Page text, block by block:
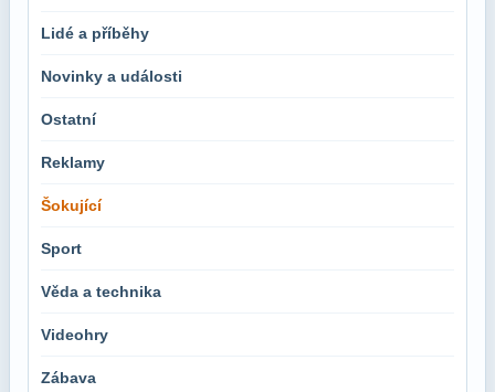
Lidé a příběhy
Novinky a události
Ostatní
Reklamy
Šokující
Sport
Věda a technika
Videohry
Zábava